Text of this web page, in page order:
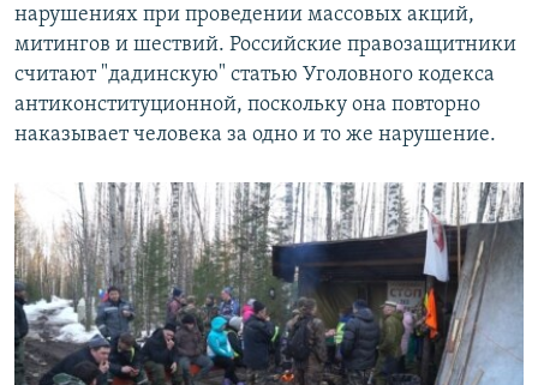
нарушениях при проведении массовых акций,
митингов и шествий. Российские правозащитники
считают "дадинскую" статью Уголовного кодекса
антиконституционной, поскольку она повторно
наказывает человека за одно и то же нарушение.